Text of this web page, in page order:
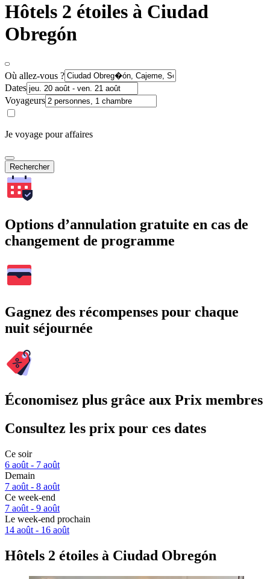
Hôtels 2 étoiles à Ciudad
Obregón
Où allez-vous ?
Dates
Voyageurs
Je voyage pour affaires
Rechercher
Options d’annulation gratuite en cas de
changement de programme
Gagnez des récompenses pour chaque
nuit séjournée
Économisez plus grâce aux Prix membres
Consultez les prix pour ces dates
Ce soir
6 août - 7 août
Demain
7 août - 8 août
Ce week-end
7 août - 9 août
Le week-end prochain
14 août - 16 août
Hôtels 2 étoiles à Ciudad Obregón